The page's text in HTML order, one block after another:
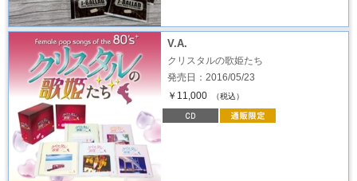
V.A.
クリスタルの歌姫たち
発売日：2016/05/23
￥11,000
（税込）